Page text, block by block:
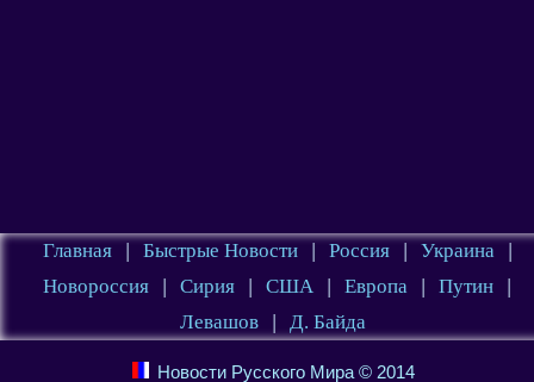
Главная | Быстрые Новости | Россия | Украина
|
Новороссия
| Сирия | США | Европа | Путин
|
Левашов
| Д. Байда
Новости Русского Мира © 2014